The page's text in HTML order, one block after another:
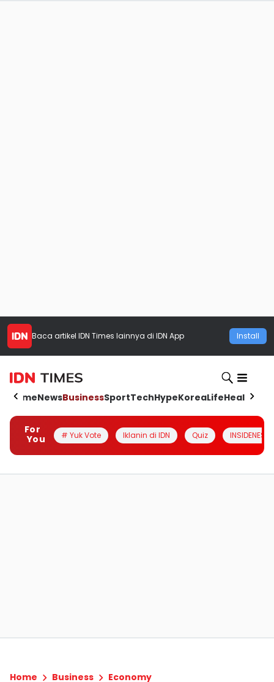
Baca artikel IDN Times lainnya di IDN App Install
HomeNewsBusinessSportTechHypeKoreaLifeHealth
For
You
# Yuk Vote Iklanin di IDN Quiz INSIDENESIA
Home Business Economy